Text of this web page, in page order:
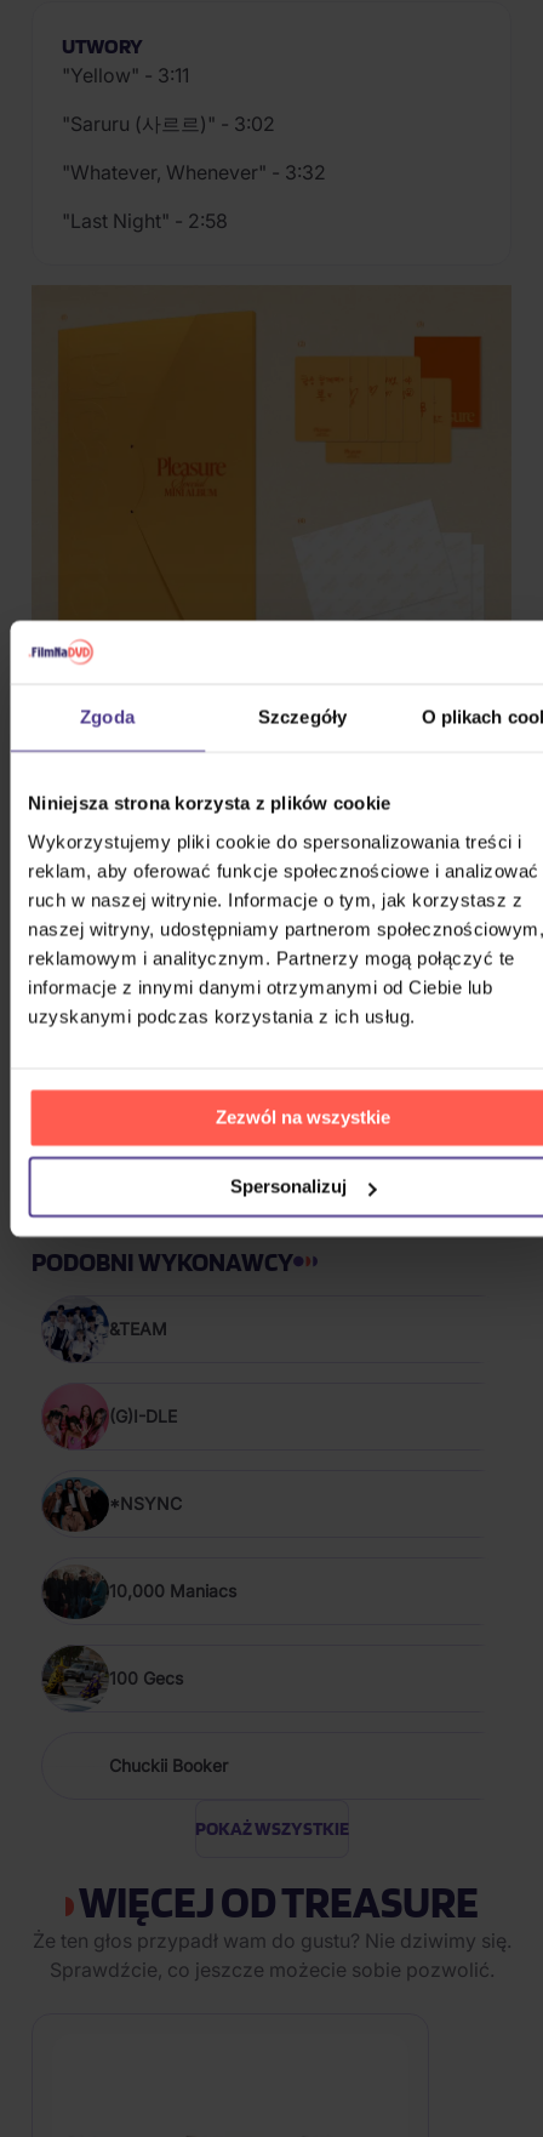
Zgoda Szczegóły O plikach
Niniejsza strona korzysta z plików cookie
Wykorzystujemy pliki cookie do spersonalizowania treści i
reklam, aby oferować funkcje społecznościowe i analizować
ruch w naszej witrynie. Informacje o tym, jak korzystasz z
naszej witryny, udostępniamy partnerom społecznościowym,
reklamowym i analitycznym. Partnerzy mogą połączyć te
informacje z innymi danymi otrzymanymi od Ciebie lub
uzyskanymi podczas korzystania z ich usług.
Zezwól na wszystkie
Spersonalizuj
UTWORY
"Yellow" - 3:11
"Saruru (사르르)" - 3:02
"Whatever, Whenever" - 3:32
"Last Night" - 2:58
PODOBNI WYKONAWCY
&TEAM
(G)I-DLE
*NSYNC
10,000 Maniacs
100 Gecs
Chuckii Booker
POKAŻ WSZYSTKIE
WIĘCEJ OD TREASURE
Że ten głos przypadł wam do gustu? Nie dziwimy się.
Sprawdźcie, co jeszcze możecie sobie pozwolić.